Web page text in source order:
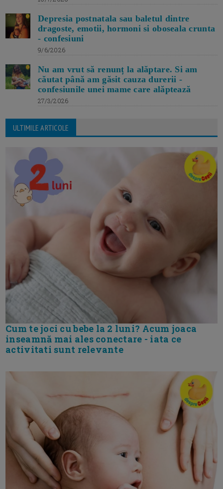
Depresia postnatala sau baletul dintre
dragoste, emotii, hormoni si oboseala crunta
- confesiuni
9/6/2026
Nu am vrut să renunț la alăptare. Si am
căutat până am găsit cauza durerii -
confesiunile unei mame care alăptează
27/3/2026
ULTIMILE ARTICOLE
Cum te joci cu bebe la 2 luni? Acum joaca
inseamnă mai ales conectare - iata ce
activitati sunt relevante